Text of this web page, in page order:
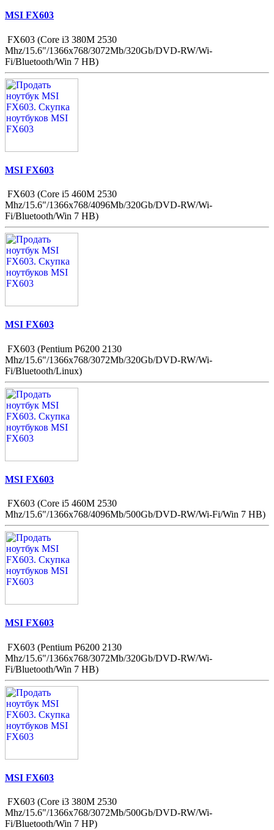
MSI FX603
FX603 (Core i3 380M 2530
Mhz/15.6"/1366x768/3072Mb/320Gb/DVD-RW/Wi-
Fi/Bluetooth/Win 7 HB)
MSI FX603
FX603 (Core i5 460M 2530
Mhz/15.6"/1366x768/4096Mb/320Gb/DVD-RW/Wi-
Fi/Bluetooth/Win 7 HB)
MSI FX603
FX603 (Pentium P6200 2130
Mhz/15.6"/1366x768/3072Mb/320Gb/DVD-RW/Wi-
Fi/Bluetooth/Linux)
MSI FX603
FX603 (Core i5 460M 2530
Mhz/15.6"/1366x768/4096Mb/500Gb/DVD-RW/Wi-Fi/Win 7 HB)
MSI FX603
FX603 (Pentium P6200 2130
Mhz/15.6"/1366x768/3072Mb/320Gb/DVD-RW/Wi-
Fi/Bluetooth/Win 7 HB)
MSI FX603
FX603 (Core i3 380M 2530
Mhz/15.6"/1366x768/3072Mb/500Gb/DVD-RW/Wi-
Fi/Bluetooth/Win 7 HP)